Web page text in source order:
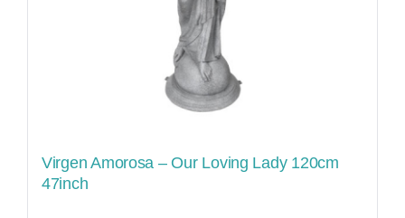
Virgen Amorosa – Our Loving Lady 120cm
47inch